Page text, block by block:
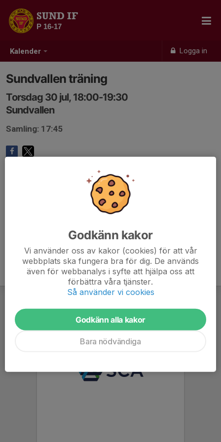
Kalender Logga in
SUND IF
P 16-17
Sundvallen träning
Torsdag 30 jul, 18:00-19:30
Sundvallen
Samling: 17:45
Godkänn kakor
Vi använder oss av kakor (cookies) för att vår
webbplats ska fungera bra för dig. De används
även för webbanalys i syfte att hjälpa oss att
förbättra våra tjänster.
Så använder vi cookies
Godkänn alla kakor
Bara nödvändiga